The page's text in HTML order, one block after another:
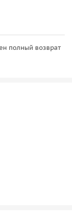
полный возврат